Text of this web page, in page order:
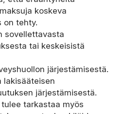
koskeva
on tehty.
sovellettavasta
tai keskeisistä
järjestämisestä.
lakisääteisen
järjestämisestä.
tarkastaa myös